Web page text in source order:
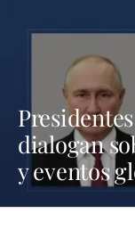
dialogan
y eventos